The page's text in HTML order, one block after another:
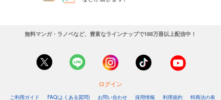
無料マンガ・ラノベなど、豊富なラインナップで188万冊以上配信中！
ログイン
ご利用ガイド FAQ(よくある質問) お問い合わせ 採用情報 利用規約
特商法の表